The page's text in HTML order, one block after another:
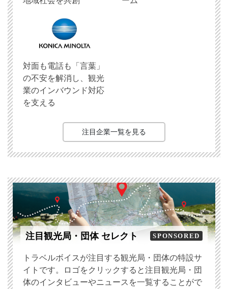
対面も電話も「言葉」
の不安を解消し、観光
業のインバウンド対応
を支える
注目企業一覧を見る
注目観光局・団体 セレクト SPONSORED
トラベルボイスが注目する観光局・団体の特設サ
イトです。ロゴをクリックすると注目観光局・団
体のインタビューやニュースを一覧することがで